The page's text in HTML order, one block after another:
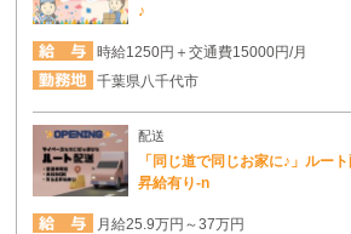
♪
時給1250円＋交通費15000円/月
千葉県八千代市
配送
「同じ道で同じお家に♪」ルー
昇給有り-n
月給25.9万円～37万円